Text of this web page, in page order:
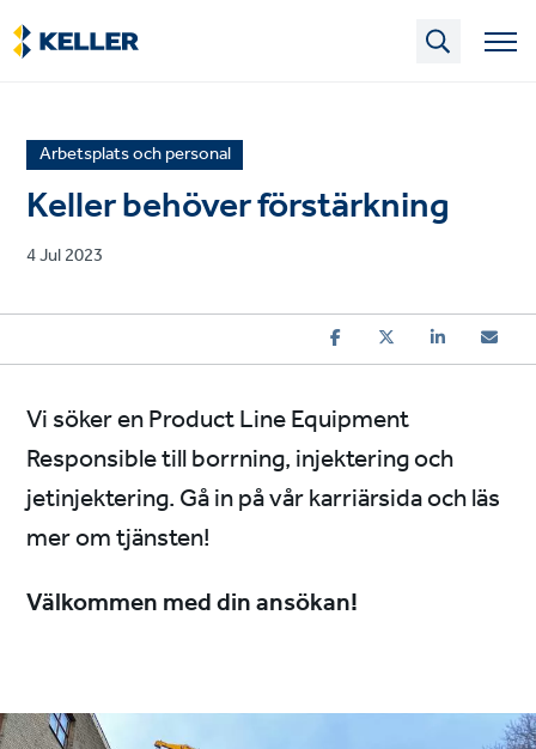
Skip
to
main
News
article
category
Arbetsplats och personal
Keller behöver förstärkning
Published
4 Jul 2023
Vi söker en Product Line Equipment
Responsible till borrning, injektering och
jetinjektering. Gå in på vår karriärsida och läs
mer om tjänsten!
Välkommen med din ansökan!